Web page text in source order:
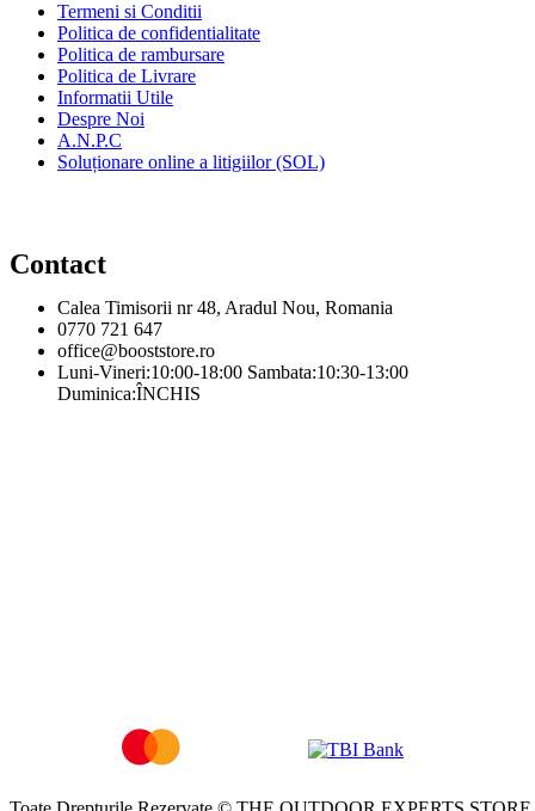
Termeni si Conditii
Politica de confidentialitate
Politica de rambursare
Politica de Livrare
Informatii Utile
Despre Noi
A.N.P.C
Soluționare online a litigiilor (SOL)
Contact
Calea Timisorii nr 48, Aradul Nou, Romania
0770 721 647
office@booststore.ro
Luni-Vineri:10:00-18:00 Sambata:10:30-13:00
Duminica:ÎNCHIS